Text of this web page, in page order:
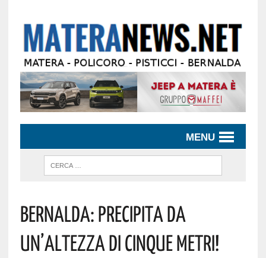
MENU
Bernalda: Precipita Da
Un’altezza Di Cinque Metri!